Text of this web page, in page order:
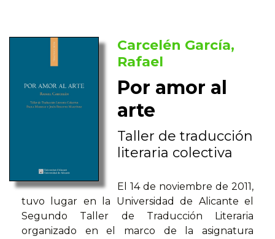
Carcelén García,
Rafael
Por amor al
arte
Taller de traducción
literaria colectiva
El 14 de noviembre de 2011,
tuvo lugar en la Universidad de Alicante el
Segundo Taller de Traducción Literaria
organizado en el marco de la asignatura